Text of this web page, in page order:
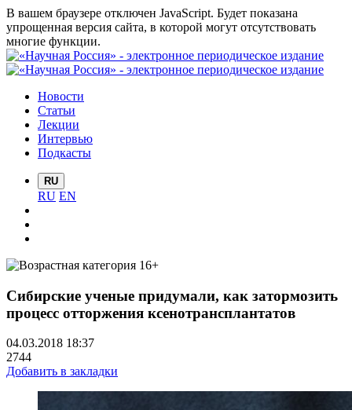
В вашем браузере отключен JavaScript. Будет показана
упрощенная версия сайта, в которой могут отсутствовать
многие функции.
Новости
Статьи
Лекции
Интервью
Подкасты
RU
RU EN
Сибирские ученые придумали, как затормозить
процесс отторжения ксенотрансплантатов
04.03.2018 18:37
2744
Добавить в закладки